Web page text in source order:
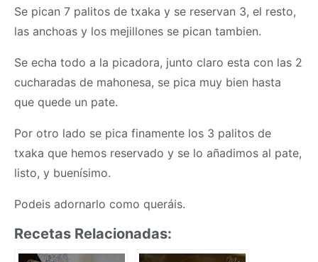
Se pican 7 palitos de txaka y se reservan 3, el resto,
las anchoas y los mejillones se pican tambien.
Se echa todo a la picadora, junto claro esta con las 2
cucharadas de mahonesa, se pica muy bien hasta
que quede un pate.
Por otro lado se pica finamente los 3 palitos de
txaka que hemos reservado y se lo añadimos al pate,
listo, y buenísimo.
Podeis adornarlo como queráis.
Recetas Relacionadas: